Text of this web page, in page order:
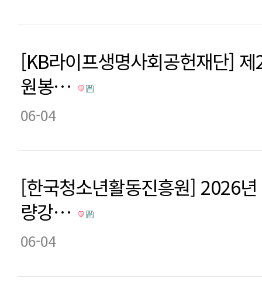
[KB라이프생명사회공헌재단]
원봉…
06-04
[한국청소년활동진흥원] 2026
량강…
06-04